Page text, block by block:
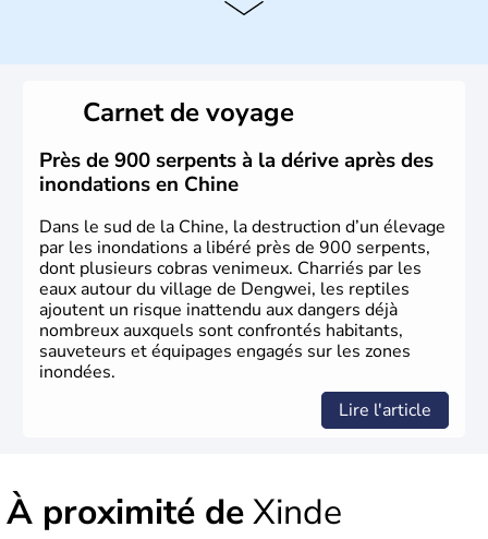
dynasties. La dynastie Qing a été la dernière à régner
jusqu'aux guerres de l'opium lorsque la Chine s'est
constituée comme nation et a retrouvé son indépendance
en 1945. Illustre pays en matière d'inventions avant-
gardistes, la Chine a été la première utilisatrice du papier,
de l'imprimerie à caractères mobiles, de la boussole et de
la poudre à canon.
Carnet de voyage
Près de 900 serpents à la dérive après des
inondations en Chine
Dans le sud de la Chine, la destruction d’un élevage
par les inondations a libéré près de 900 serpents,
dont plusieurs cobras venimeux. Charriés par les
eaux autour du village de Dengwei, les reptiles
ajoutent un risque inattendu aux dangers déjà
nombreux auxquels sont confrontés habitants,
sauveteurs et équipages engagés sur les zones
inondées.
Lire l'article
À proximité deXinde